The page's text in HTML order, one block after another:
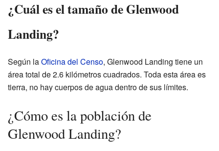
¿Cuál es el tamaño de Glenwood
Landing?
Según laOficina del Censo, Glenwood Landing tiene un
área total de 2.6 kilómetros cuadrados. Toda esta área es
tierra, no hay cuerpos de agua dentro de sus límites.
¿Cómo es la población de
Glenwood Landing?